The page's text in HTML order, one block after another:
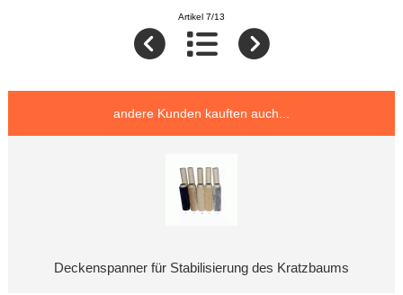
Artikel 7/13
andere Kunden kauften auch...
Deckenspanner für Stabilisierung des Kratzbaums